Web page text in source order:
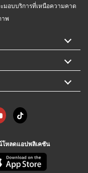
มอบบริการที่เหนือความคาด
พ
หลดแอปพลิเคชัน